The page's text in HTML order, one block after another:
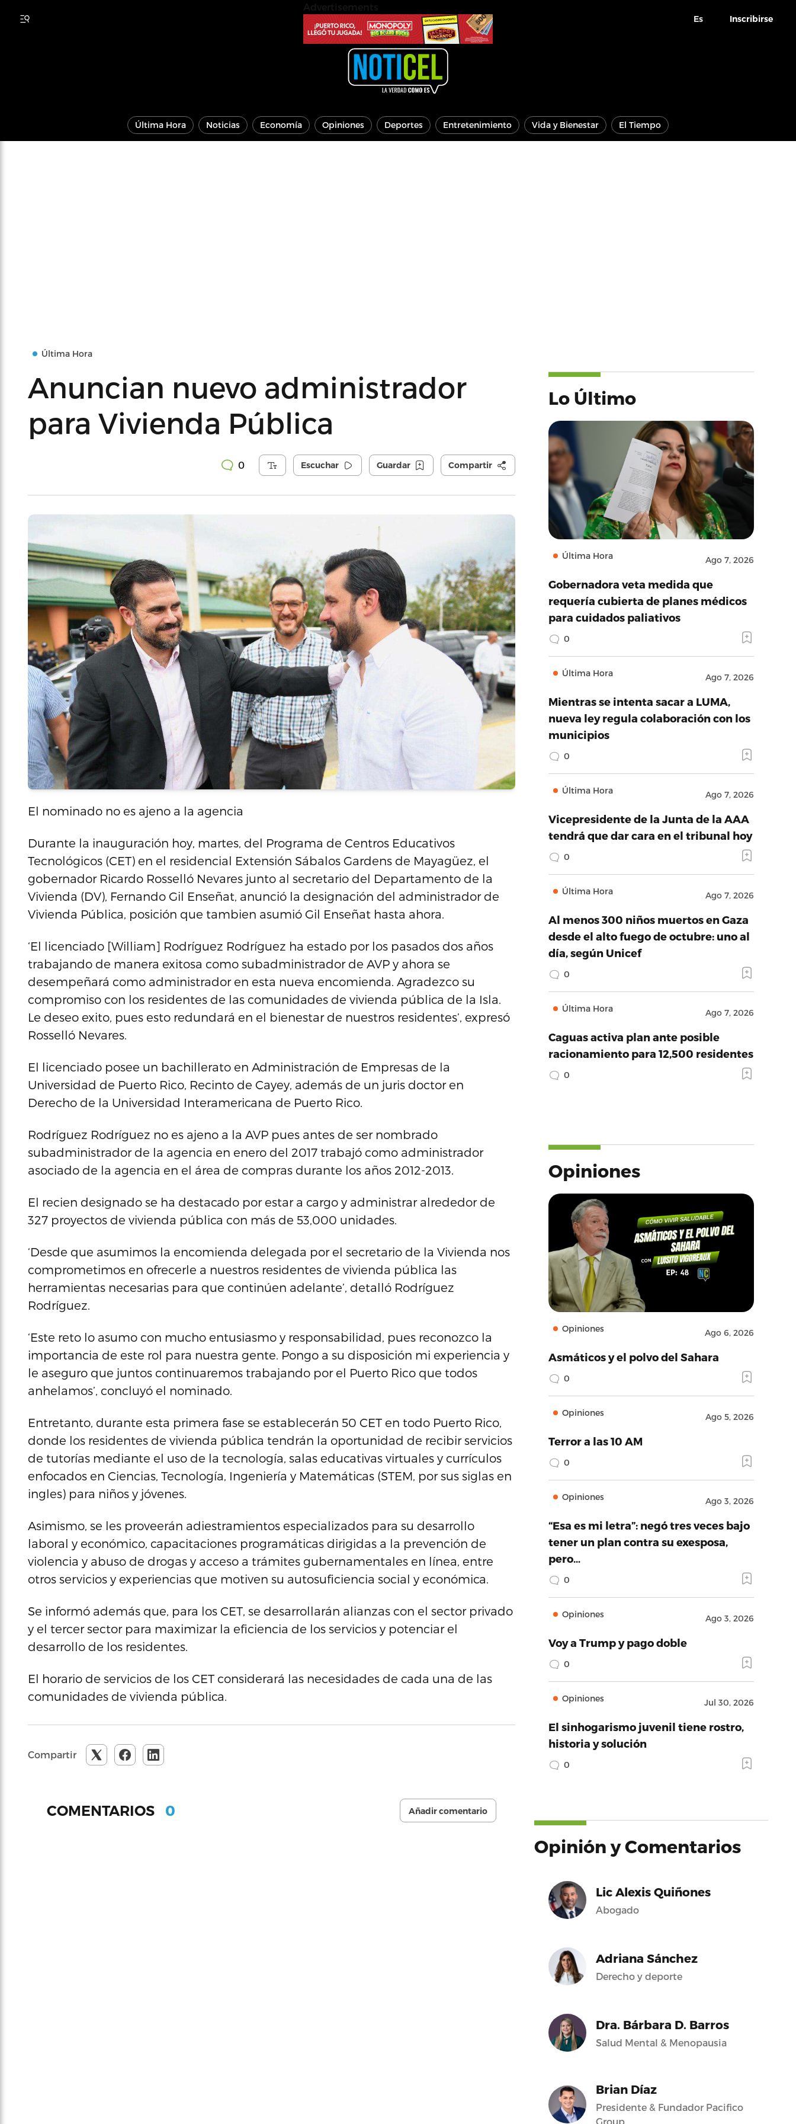
Es Inscribirse
Última Hora Noticias Economía Opiniones Deportes Entretenimiento Vida y Bienestar El Tiempo
Última Hora
Anuncian nuevo administrador
para Vivienda Pública
0 Escuchar Guardar Compartir
El nominado no es ajeno a la agencia
Durante la inauguración hoy, martes, del Programa de Centros Educativos
Tecnológicos (CET) en el residencial Extensión Sábalos Gardens de Mayagüez, el
gobernador Ricardo Rosselló Nevares junto al secretario del Departamento de la
Vivienda (DV), Fernando Gil Enseñat, anunció la designación del administrador de
Vivienda Pública, posición que tambien asumió Gil Enseñat hasta ahora.
‘El licenciado [William] Rodríguez Rodríguez ha estado por los pasados dos años
trabajando de manera exitosa como subadministrador de AVP y ahora se
desempeñará como administrador en esta nueva encomienda. Agradezco su
compromiso con los residentes de las comunidades de vivienda pública de la Isla.
Le deseo exito, pues esto redundará en el bienestar de nuestros residentes’, expresó
Rosselló Nevares.
El licenciado posee un bachillerato en Administración de Empresas de la
Universidad de Puerto Rico, Recinto de Cayey, además de un juris doctor en
Derecho de la Universidad Interamericana de Puerto Rico.
Rodríguez Rodríguez no es ajeno a la AVP pues antes de ser nombrado
subadministrador de la agencia en enero del 2017 trabajó como administrador
asociado de la agencia en el área de compras durante los años 2012-2013.
El recien designado se ha destacado por estar a cargo y administrar alrededor de
327 proyectos de vivienda pública con más de 53,000 unidades.
‘Desde que asumimos la encomienda delegada por el secretario de la Vivienda nos
comprometimos en ofrecerle a nuestros residentes de vivienda pública las
herramientas necesarias para que continúen adelante’, detalló Rodríguez
Rodríguez.
‘Este reto lo asumo con mucho entusiasmo y responsabilidad, pues reconozco la
importancia de este rol para nuestra gente. Pongo a su disposición mi experiencia y
le aseguro que juntos continuaremos trabajando por el Puerto Rico que todos
anhelamos’, concluyó el nominado.
Entretanto, durante esta primera fase se establecerán 50 CET en todo Puerto Rico,
donde los residentes de vivienda pública tendrán la oportunidad de recibir servicios
de tutorías mediante el uso de la tecnología, salas educativas virtuales y currículos
enfocados en Ciencias, Tecnología, Ingeniería y Matemáticas (STEM, por sus siglas en
ingles) para niños y jóvenes.
Asimismo, se les proveerán adiestramientos especializados para su desarrollo
laboral y económico, capacitaciones programáticas dirigidas a la prevención de
violencia y abuso de drogas y acceso a trámites gubernamentales en línea, entre
otros servicios y experiencias que motiven su autosuficiencia social y económica.
Se informó además que, para los CET, se desarrollarán alianzas con el sector privado
y el tercer sector para maximizar la eficiencia de los servicios y potenciar el
desarrollo de los residentes.
El horario de servicios de los CET considerará las necesidades de cada una de las
comunidades de vivienda pública.
Compartir
COMENTARIOS 0 Añadir comentario
Lo Último
Última Hora Ago 7, 2026
Gobernadora veta medida que
requería cubierta de planes médicos
para cuidados paliativos
0
Última Hora Ago 7, 2026
Mientras se intenta sacar a LUMA,
nueva ley regula colaboración con los
municipios
0
Última Hora Ago 7, 2026
Vicepresidente de la Junta de la AAA
tendrá que dar cara en el tribunal hoy
0
Última Hora Ago 7, 2026
Al menos 300 niños muertos en Gaza
desde el alto fuego de octubre: uno al
día, según Unicef
0
Última Hora Ago 7, 2026
Caguas activa plan ante posible
racionamiento para 12,500 residentes
0
Opiniones
Opiniones Ago 6, 2026
Asmáticos y el polvo del Sahara
0
Opiniones Ago 5, 2026
Terror a las 10 AM
0
Opiniones Ago 3, 2026
“Esa es mi letra”: negó tres veces bajo
tener un plan contra su exesposa,
pero…
0
Opiniones Ago 3, 2026
Voy a Trump y pago doble
0
Opiniones Jul 30, 2026
El sinhogarismo juvenil tiene rostro,
historia y solución
0
Opinión y Comentarios
Lic Alexis Quiñones
Abogado
Adriana Sánchez
Derecho y deporte
Dra. Bárbara D. Barros
Salud Mental & Menopausia
Brian Díaz
Presidente & Fundador Pacifico
Group